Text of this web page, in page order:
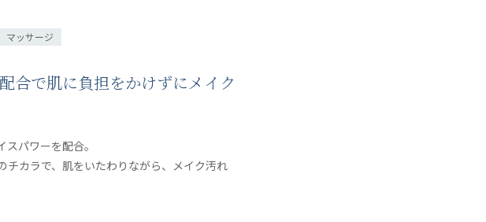
マッサージ
合で肌に負担をかけずにメイク
パワーを配合。
カラで、肌をいたわりながら、メイク汚れ